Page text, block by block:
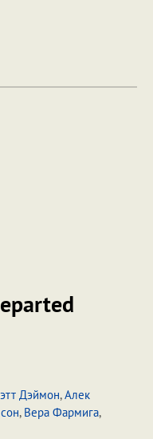
Дэймон,Алек
, Вера Фармига,